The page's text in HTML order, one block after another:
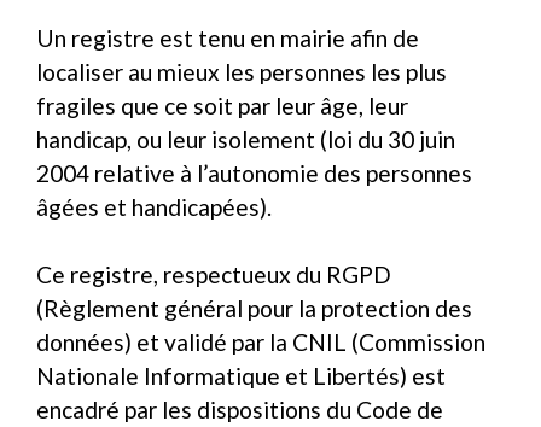
Un registre est tenu en mairie afin de
localiser au mieux les personnes les plus
fragiles que ce soit par leur âge, leur
handicap, ou leur isolement (loi du 30 juin
2004 relative à l’autonomie des personnes
âgées et handicapées).
Ce registre, respectueux du RGPD
(Règlement général pour la protection des
données) et validé par la CNIL (Commission
Nationale Informatique et Libertés) est
encadré par les dispositions du Code de